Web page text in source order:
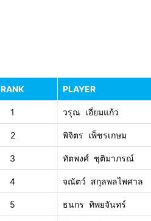
ประเทศไทย
RANK PLAYER
1 วรุณ เอี่ยมแก้ว
2 พิจิตร เพ็ชรเกษม
3 ทัตพงศ์ ชุติมาภรณ์
4 จณัตว์ สกุลพลไพศาล
5 ธนกร ทิพยจันทร์